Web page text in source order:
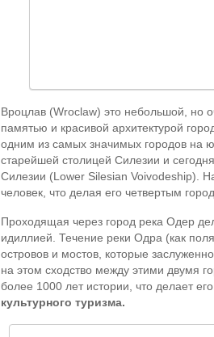
Вроцлав (Wroclaw) это небольшой, но
памятью и красивой архитектурой
одним из самых значимых городов на
старейшей столицей Силезии и
Силезии (Lower Silesian Voivodeship).
человек, что делая его четвертым
Проходящая через город река Одер
идиллией. Течение реки Одра (как
островов и мостов, которые
на этом сходство между этими двумя
более 1000 лет истории, что делает
культурного туризма.